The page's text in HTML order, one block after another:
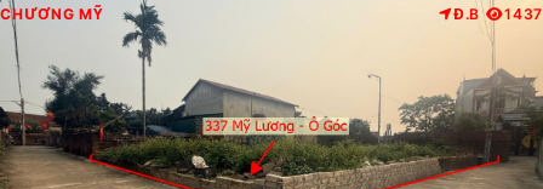
CHƯƠNG MỸ Đ.B 1437